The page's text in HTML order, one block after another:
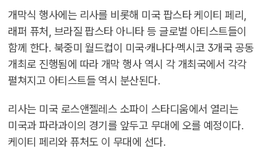
개막식 행사에는 리사를 비롯해 미국 팝스타 케이티 페리,
래퍼 퓨처, 브라질 팝스타 아니타 등 글로벌 아티스트들이
함께 한다. 북중미 월드컵이 미국·캐나다·멕시코 3개국 공동
개최로 진행됨에 따라 개막 행사 역시 각 개최국에서 각각
펼쳐지고 아티스트들 역시 분산된다.
리사는 미국 로스앤젤레스 소파이 스타디움에서 열리는
미국과 파라과이의 경기를 앞두고 무대에 오를 예정이다.
케이티 페리와 퓨처도 이 무대에 선다.